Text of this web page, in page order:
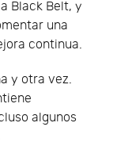
Black Belt, y
una
continua.
y otra vez.
algunos